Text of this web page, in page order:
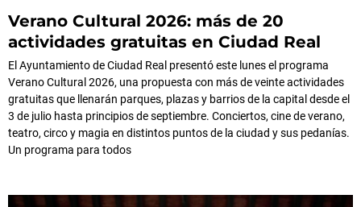
Verano Cultural 2026: más de 20
actividades gratuitas en Ciudad Real
El Ayuntamiento de Ciudad Real presentó este lunes el programa
Verano Cultural 2026, una propuesta con más de veinte actividades
gratuitas que llenarán parques, plazas y barrios de la capital desde el
3 de julio hasta principios de septiembre. Conciertos, cine de verano,
teatro, circo y magia en distintos puntos de la ciudad y sus pedanías.
Un programa para todos